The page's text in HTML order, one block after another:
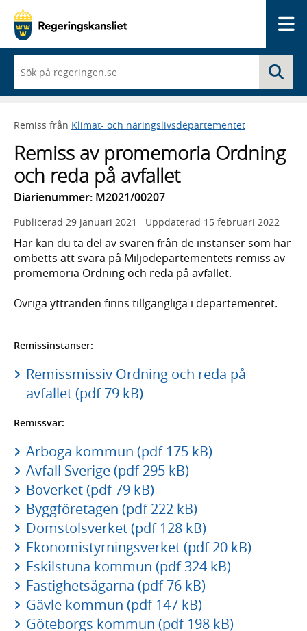
du
börjar
skriva
framträder
lista
med
sökförslag
Remiss från Klimat- och näringslivsdepartementet
Remiss av promemoria Ordning
och reda på avfallet
Diarienummer: M2021/00207
Publicerad 29 januari 2021 Uppdaterad 15 februari 2022
Här kan du ta del av svaren från de instanser som har
ombetts att svara på Miljödepartementets remiss av
promemoria Ordning och reda på avfallet.
Övriga yttranden finns tillgängliga i departementet.
Remissinstanser:
Remissmissiv Ordning och reda på
avfallet (pdf 79 kB)
Remissvar:
Arboga kommun (pdf 175 kB)
Avfall Sverige (pdf 295 kB)
Boverket (pdf 79 kB)
Byggföretagen (pdf 222 kB)
Domstolsverket (pdf 128 kB)
Ekonomistyrningsverket (pdf 20 kB)
Eskilstuna kommun (pdf 324 kB)
Fastighetsägarna (pdf 76 kB)
Gävle kommun (pdf 147 kB)
Göteborgs kommun (pdf 198 kB)